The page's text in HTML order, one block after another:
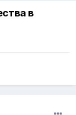
в